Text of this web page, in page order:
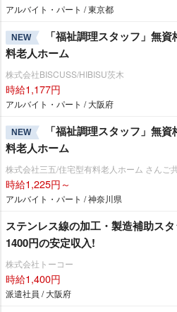
アルバイト・パート / 東京都
NEW
「福祉調理スタッフ」無
料老人ホーム
株式会社BISCUSS/HIBISU茨木
時給1,177円
アルバイト・パート / 大阪府
NEW
「福祉調理スタッフ」無
料老人ホーム
株式会社三五/住宅型有料老人ホーム さんご
時給1,225円～
アルバイト・パート / 神奈川県
ステンレス線の加工・製造補助ス
1400円の安定収入!
株式会社トーコー
時給1,400円
派遣社員 / 大阪府